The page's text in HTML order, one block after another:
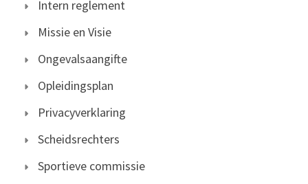
Intern reglement
Missie en Visie
Ongevalsaangifte
Opleidingsplan
Privacyverklaring
Scheidsrechters
Sportieve commissie